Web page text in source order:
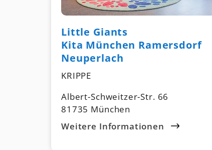
Little Giants
Kita München Ramersdorf
Neuperlach
KRIPPE
Albert-Schweitzer-Str. 66
81735 München
Weitere Informationen